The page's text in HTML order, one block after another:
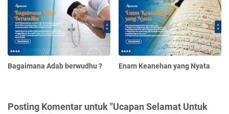
Bagaimana Adab berwudhu ? Enam Keanehan yang Nyata
Posting Komentar untuk "Ucapan Selamat Untuk